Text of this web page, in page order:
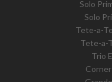
Solo
Solo
Tete-a-
Tete-a-
Trio